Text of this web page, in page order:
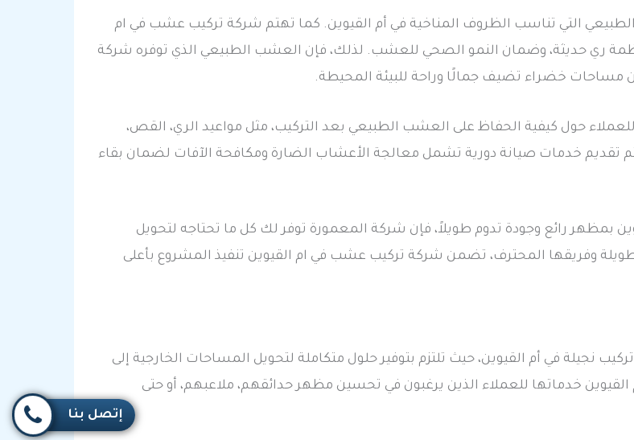
التي تناسب الظروف المناخية في أم القيوين. كما تهتم شركة تركيب عشب في ام
ري حديثة، وضمان النمو الصحي للعشب. لذلك، فإن العشب الطبيعي الذي توفره شركة
مساحات خضراء تضيف جمالًا وراحة للبيئة المحيطة.
حول كيفية الحفاظ على العشب الطبيعي بعد التركيب، مثل مواعيد الري، القص،
تقديم خدمات صيانة دورية تشمل معالجة الأعشاب الضارة ومكافحة الآفات لضمان بقاء
رائع وجودة تدوم طويلاً، فإن شركة المعمورة توفر لك كل ما تحتاجه لتحويل
وفريقها المحترف، تضمن شركة تركيب عشب في ام القيوين تنفيذ المشروع بأعلى
نجيلة في أم القيوين، حيث تلتزم بتوفير حلول متكاملة لتحويل المساحات الخارجية إلى
خدماتها للعملاء الذين يرغبون في تحسين مظهر حدائقهم، ملاعبهم، أو حتى
إتصل بنا